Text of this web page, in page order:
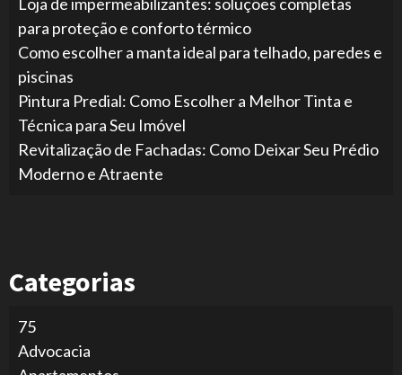
para proteção e conforto térmico
Como escolher a manta ideal para telhado, paredes e
piscinas
Pintura Predial: Como Escolher a Melhor Tinta e
Técnica para Seu Imóvel
Revitalização de Fachadas: Como Deixar Seu Prédio
Moderno e Atraente
Categorias
75
Advocacia